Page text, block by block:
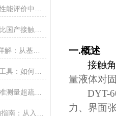
精密制造企业的核心质检工具：如何通过接触角控制产品质量
如何利用接触角测定仪精准测量超疏水材料（>150°）
一.概述
接触
量液体对
DYT-
力、界面